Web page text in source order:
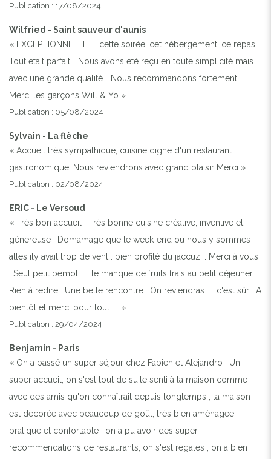
Publication : 17/08/2024
Wilfried - Saint sauveur d'aunis
« EXCEPTIONNELLE..... cette soirée, cet hébergement, ce repas,
Tout était parfait... Nous avons été reçu en toute simplicité mais
avec une grande qualité... Nous recommandons fortement...
Merci les garçons Will & Yo »
Publication : 05/08/2024
Sylvain - La flèche
« Accueil très sympathique, cuisine digne d'un restaurant
gastronomique. Nous reviendrons avec grand plaisir Merci »
Publication : 02/08/2024
ERIC - Le Versoud
« Très bon accueil . Très bonne cuisine créative, inventive et
généreuse . Domamage que le week-end ou nous y sommes
alles ily avait trop de vent . bien profité du jaccuzi . Merci à vous
. Seul petit bémol...... le manque de fruits frais au petit déjeuner .
Rien à redire . Une belle rencontre . On reviendras .... c'est sûr . A
bientôt et merci pour tout..... »
Publication : 29/04/2024
Benjamin - Paris
« On a passé un super séjour chez Fabien et Alejandro ! Un
super accueil, on s'est tout de suite senti à la maison comme
avec des amis qu'on connaîtrait depuis longtemps ; la maison
est décorée avec beaucoup de goût, très bien aménagée,
pratique et confortable ; on a pu avoir des super
recommendations de restaurants, on s'est régalés ; on a bien